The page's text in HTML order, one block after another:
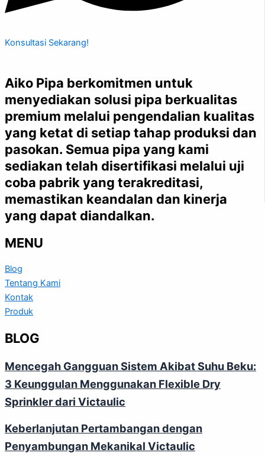
Konsultasi Sekarang!
Aiko Pipa berkomitmen untuk
menyediakan solusi pipa berkualitas
premium melalui pengendalian kualitas
yang ketat di setiap tahap produksi dan
pasokan. Semua pipa yang kami
sediakan telah disertifikasi melalui uji
coba pabrik yang terakreditasi,
memastikan keandalan dan kinerja
yang dapat diandalkan.
MENU
Blog
Tentang Kami
Kontak
Produk
BLOG
Mencegah Gangguan Sistem Akibat Suhu Beku:
3 Keunggulan Menggunakan Flexible Dry
Sprinkler dari Victaulic
Keberlanjutan Pertambangan dengan
Penyambungan Mekanikal Victaulic